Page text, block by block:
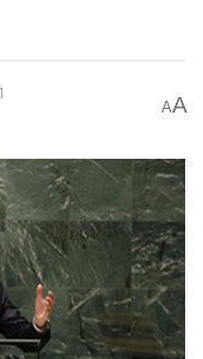
AA